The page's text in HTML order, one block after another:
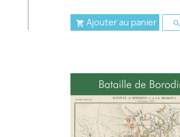
 Ajouter au panier 